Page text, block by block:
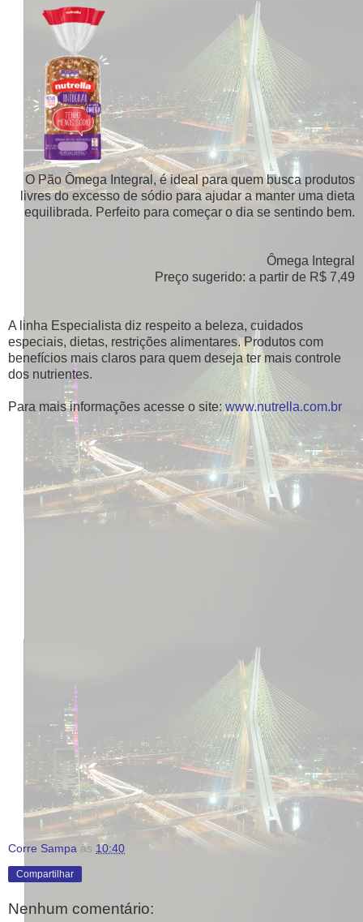
O Pão Ômega Integral, é ideal para quem busca produtos
livres do excesso de sódio para ajudar a manter uma dieta
equilibrada. Perfeito para começar o dia se sentindo bem.
Ômega Integral
Preço sugerido: a partir de R$ 7,49
A linha Especialista diz respeito a beleza, cuidados
especiais, dietas, restrições alimentares. Produtos com
benefícios mais claros para quem deseja ter mais controle
dos nutrientes.
Para mais informações acesse o site:www.nutrella.com.br
Corre Sampa às 10:40
Compartilhar
Nenhum comentário: